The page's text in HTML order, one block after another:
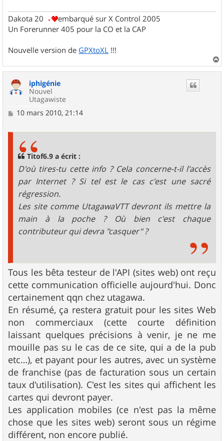
Dakota 20
embarqué sur X Control 2005
Un Forerunner 405 pour la CO et la CAP
Nouvelle version de GPXtoXL !!!
a
iphigénie
Nouvel
Utagawiste
M10 mars 2010, 21:14
Titof6.9 a écrit :
D'où tires-tu cette info ? Cela concerne-t-il l'accès
par Internet ? Si tel est le cas c'est une sacré
régression.
Les site comme UtagawaVTT devront ils mettre la
main à la poche ? Où bien c'est chaque
contributeur qui devra "casquer" ?
Tous les bêta testeur de l'API (sites web) ont reçu
cette communication officielle aujourd'hui. Donc
certainement qqn chez utagawa.
En résumé, ça restera gratuit pour les sites Web
non commerciaux (cette courte définition
laissant quelques précisions à venir, je ne me
mouille pas su le cas de ce site, qui a de la pub
etc…), et payant pour les autres, avec un système
de franchise (pas de facturation sous un certain
taux d'utilisation). C'est les sites qui affichent les
cartes qui devront payer.
Les application mobiles (ce n'est pas la même
chose que les sites web) seront sous un régime
différent, non encore publié.